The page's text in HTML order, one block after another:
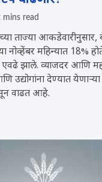
mins read
ताज्या
नोव्हेंबर महिन्यात 18%
झाले. व्याजदर आणि
उद्योगांना देण्यात येणाऱ्या
वाढत आहे.